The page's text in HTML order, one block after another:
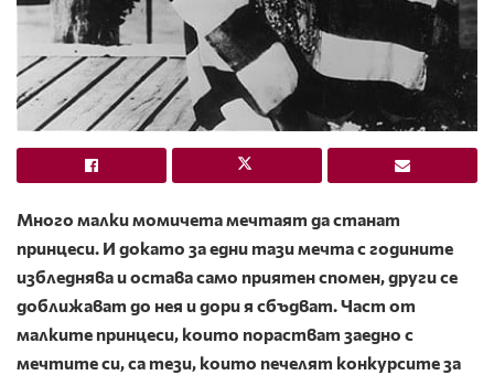
Много малки момичета мечтаят да станат
принцеси. И докато за едни тази мечта с годините
избледнява и остава само приятен спомен, други се
доближават до нея и дори я сбъдват. Част от
малките принцеси, които порастват заедно с
мечтите си, са тези, които печелят конкурсите за